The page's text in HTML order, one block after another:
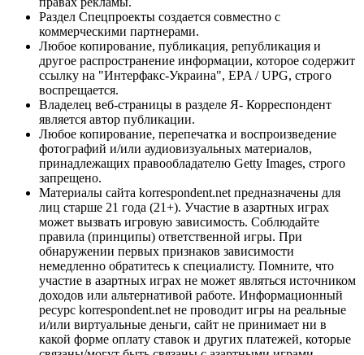
Раздел Спецпроекты создается совместно с
коммерческими партнерами.
Любое копирование, публикация, републикация и
другое распространение информации, которое содержит
ссылку на "Интерфакс-Украина", EPA / UPG, строго
воспрещается.
Владелец веб-страницы в разделе Я- Корреспондент
является автор публикации.
Любое копирование, перепечатка и воспроизведение
фотографий и/или аудиовизуальных материалов,
принадлежащих правообладателю Getty Images, строго
запрещено.
Материалы сайта korrespondent.net предназначены для
лиц старше 21 года (21+). Участие в азартных играх
может вызвать игровую зависимость. Соблюдайте
правила (принципы) ответственной игры. При
обнаружении первых признаков зависимости
немедленно обратитесь к специалисту. Помните, что
участие в азартных играх не может являться источником
доходов или альтернативой работе. Информационный
ресурс korrespondent.net не проводит игры на реальные
и/или виртуальные деньги, сайт не принимает ни в
какой форме оплату ставок и других платежей, которые